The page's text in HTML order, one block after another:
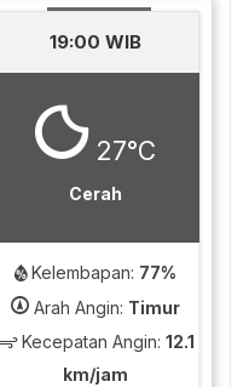
19:00 WIB
27°C
Cerah
Kelembapan: 77%
Arah Angin: Timur
Kecepatan Angin: 12.1
km/jam